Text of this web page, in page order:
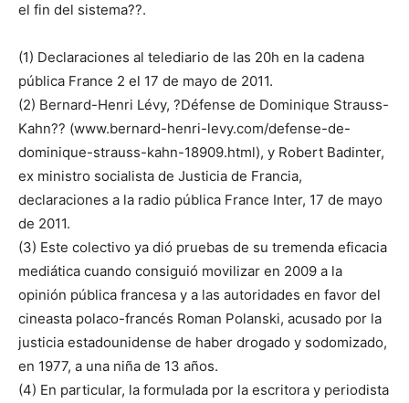
el fin del sistema??.
(1) Declaraciones al telediario de las 20h en la cadena
pública France 2 el 17 de mayo de 2011.
(2) Bernard-Henri Lévy, ?Défense de Dominique Strauss-
Kahn?? (www.bernard-henri-levy.com/defense-de-
dominique-strauss-kahn-18909.html), y Robert Badinter,
ex ministro socialista de Justicia de Francia,
declaraciones a la radio pública France Inter, 17 de mayo
de 2011.
(3) Este colectivo ya dió pruebas de su tremenda eficacia
mediática cuando consiguió movilizar en 2009 a la
opinión pública francesa y a las autoridades en favor del
cineasta polaco-francés Roman Polanski, acusado por la
justicia estadounidense de haber drogado y sodomizado,
en 1977, a una niña de 13 años.
(4) En particular, la formulada por la escritora y periodista